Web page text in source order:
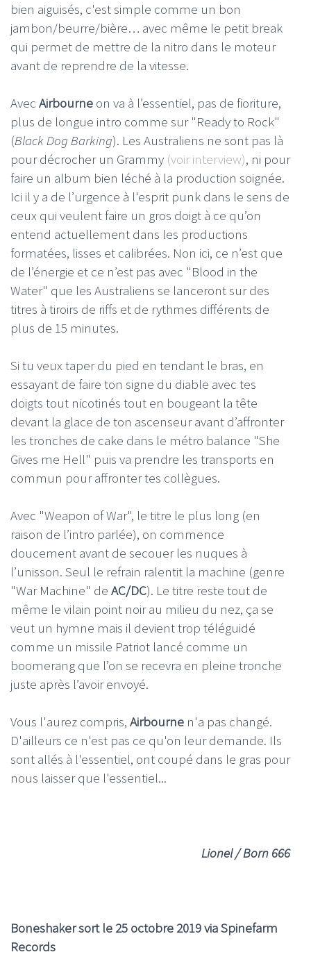
bien aiguisés, c'est simple comme un bon
jambon/beurre/bière… avec même le petit break
qui permet de mettre de la nitro dans le moteur
avant de reprendre de la vitesse.
Avec Airbourne on va à l’essentiel, pas de fioriture,
plus de longue intro comme sur "Ready to Rock"
(Black Dog Barking). Les Australiens ne sont pas là
pour décrocher un Grammy (voir interview), ni pour
faire un album bien léché à la production soignée.
Ici il y a de l’urgence à l'esprit punk dans le sens de
ceux qui veulent faire un gros doigt à ce qu’on
entend actuellement dans les productions
formatées, lisses et calibrées. Non ici, ce n’est que
de l’énergie et ce n’est pas avec "Blood in the
Water" que les Australiens se lanceront sur des
titres à tiroirs de riffs et de rythmes différents de
plus de 15 minutes.
Si tu veux taper du pied en tendant le bras, en
essayant de faire ton signe du diable avec tes
doigts tout nicotinés tout en bougeant la tête
devant la glace de ton ascenseur avant d’affronter
les tronches de cake dans le métro balance "She
Gives me Hell" puis va prendre les transports en
commun pour affronter tes collègues.
Avec "Weapon of War", le titre le plus long (en
raison de l’intro parlée), on commence
doucement avant de secouer les nuques à
l’unisson. Seul le refrain ralentit la machine (genre
"War Machine" de AC/DC). Le titre reste tout de
même le vilain point noir au milieu du nez, ça se
veut un hymne mais il devient trop téléguidé
comme un missile Patriot lancé comme un
boomerang que l’on se recevra en pleine tronche
juste après l’avoir envoyé.
Vous l'aurez compris, Airbourne n'a pas changé.
D'ailleurs ce n'est pas ce qu'on leur demande. Ils
sont allés à l'essentiel, ont coupé dans le gras pour
nous laisser que l'essentiel...
Lionel / Born 666
Boneshaker sort le 25 octobre 2019 via Spinefarm
Records